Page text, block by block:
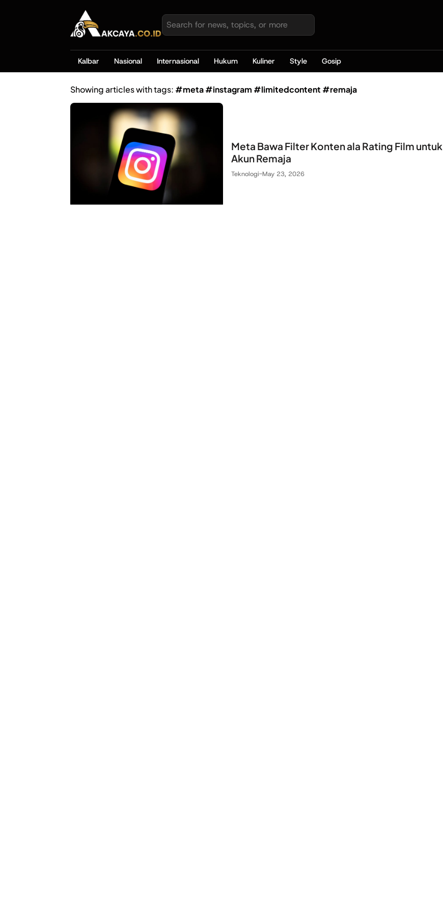
Kalbar Nasional Internasional Hukum Kuliner Style Gosip
Showing articles with tags: #meta #instagram #limitedcontent #remaja
Meta Bawa Filter Konten ala Rating Film untuk
Akun Remaja
Teknologi-May 23, 2026